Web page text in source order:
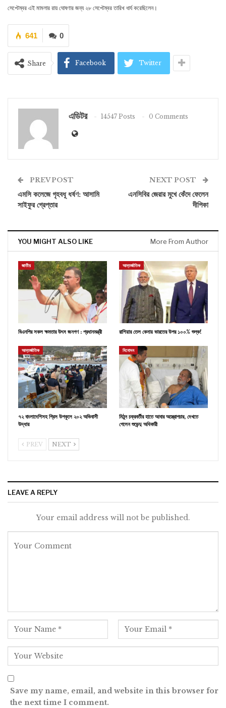
সেপ্টেম্বর এই মামলার রায় ঘোষণার জন্য ২৮ সেপ্টেম্বর তারিখ ধার্য করেছিলেন।
0
641
Share Facebook Twitter
এডিটর 14547 Posts 0 Comments
PREV POST
এমসি কলেজে গৃহবধূ ধর্ষণ: আসামি
সাইফুর গ্রেপ্তার
NEXT POST
এনসিবির জেরার মুখে কেঁদে ফেলেন
দীপিকা
YOU MIGHT ALSO LIKE More From Author
জাতীয়
বিএনপির সকল ক্ষমতার উৎস জনগণ : প্রধানমন্ত্রী
আন্তর্জাতিক
রাশিয়ার তেল কেনায় ভারতের উপর ১০০% শুল্ক!
আন্তর্জাতিক
৭২ বাংলাদেশিসহ গ্রিস উপকূলে ২০২ অভিবাসী
উদ্ধার
বিনোদন
মিঠুন চক্রবর্তীর হাতে আবার অস্ত্রোপচার, দেখতে
গেলেন শুভেন্দু অধিকারী
PREV NEXT
LEAVE A REPLY
Your email address will not be published.
Save my name, email, and website in this browser for
the next time I comment.